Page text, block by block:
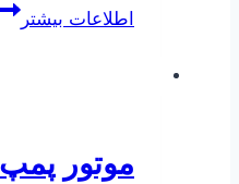
اطلاعات بیشتر
موتور